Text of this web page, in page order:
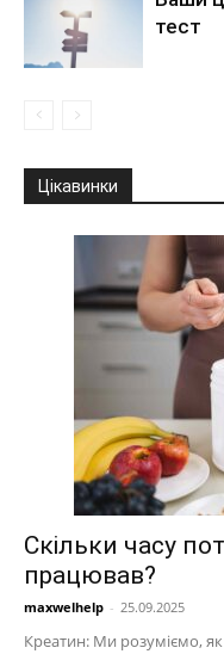
тест
Цікавинки
Скільки часу
працював?
maxwelhelp - 25.09.2025
Креатин: Ми розуміємо,